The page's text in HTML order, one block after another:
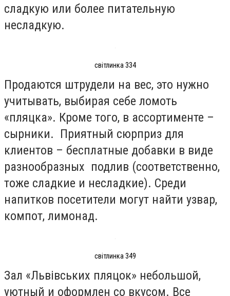
сладкую или более питательную
несладкую.
світлинка 334
Продаются штрудели на вес, это нужно
учитывать, выбирая себе ломоть
«пляцка». Кроме того, в ассортименте –
сырники. Приятный сюрприз для
клиентов – бесплатные добавки в виде
разнообразных подлив (соответственно,
тоже сладкие и несладкие). Среди
напитков посетители могут найти узвар,
компот, лимонад.
світлинка 349
Зал «Львівських пляцок» небольшой,
уютный и оформлен со вкусом. Все